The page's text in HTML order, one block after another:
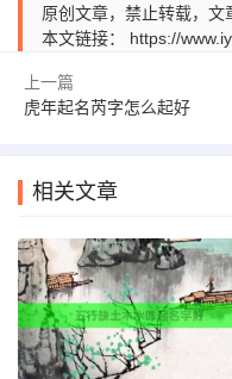
原创文章，禁止转载，文
本文链接： https://
上一篇
虎年起名芮字怎么起好
相关文章